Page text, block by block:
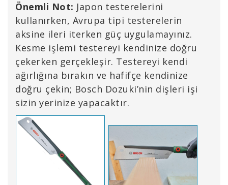
Önemli Not: Japon testerelerini
kullanırken, Avrupa tipi testerelerin
aksine ileri iterken güç uygulamayınız.
Kesme işlemi testereyi kendinize doğru
çekerken gerçekleşir. Testereyi kendi
ağırlığına bırakın ve hafifçe kendinize
doğru çekin; Bosch Dozuki’nin dişleri işi
sizin yerinize yapacaktır.